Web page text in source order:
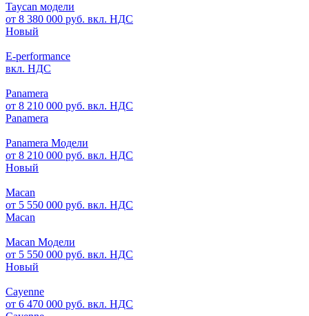
Taycan модели
от 8 380 000 руб. вкл. НДС
Новый
E-performance
вкл. НДС
Panamera
от 8 210 000 руб. вкл. НДС
Panamera
Panamera Модели
от 8 210 000 руб. вкл. НДС
Новый
Macan
от 5 550 000 руб. вкл. НДС
Macan
Macan Модели
от 5 550 000 руб. вкл. НДС
Новый
Cayenne
от 6 470 000 руб. вкл. НДС